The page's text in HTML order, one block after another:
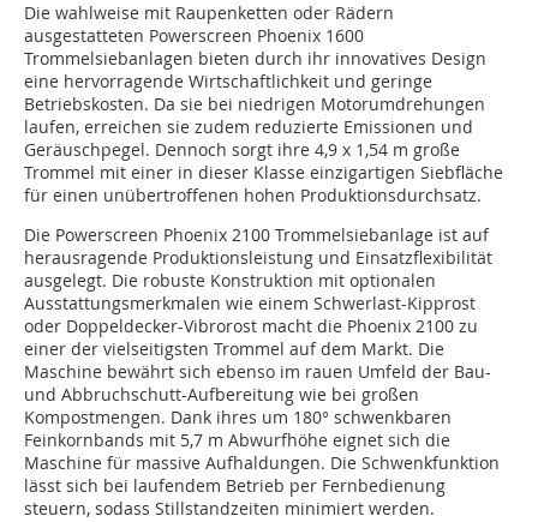
Die wahlweise mit Raupenketten oder Rädern
ausgestatteten Powerscreen Phoenix 1600
Trommelsiebanlagen bieten durch ihr innovatives Design
eine hervorragende Wirtschaftlichkeit und geringe
Betriebskosten. Da sie bei niedrigen Motorumdrehungen
laufen, erreichen sie zudem reduzierte Emissionen und
Geräuschpegel. Dennoch sorgt ihre 4,9 x 1,54 m große
Trommel mit einer in dieser Klasse einzigartigen Siebfläche
für einen unübertroffenen hohen Produktionsdurchsatz.
Die Powerscreen Phoenix 2100 Trommelsiebanlage ist auf
herausragende Produktionsleistung und Einsatzflexibilität
ausgelegt. Die robuste Konstruktion mit optionalen
Ausstattungsmerkmalen wie einem Schwerlast-Kipprost
oder Doppeldecker-Vibrorost macht die Phoenix 2100 zu
einer der vielseitigsten Trommel auf dem Markt. Die
Maschine bewährt sich ebenso im rauen Umfeld der Bau-
und Abbruchschutt-Aufbereitung wie bei großen
Kompostmengen. Dank ihres um 180° schwenkbaren
Feinkornbands mit 5,7 m Abwurfhöhe eignet sich die
Maschine für massive Aufhaldungen. Die Schwenkfunktion
lässt sich bei laufendem Betrieb per Fernbedienung
steuern, sodass Stillstandzeiten minimiert werden.